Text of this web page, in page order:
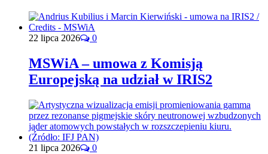
22 lipca 2026 0
MSWiA – umowa z Komisją
Europejską na udział w IRIS2
21 lipca 2026 0